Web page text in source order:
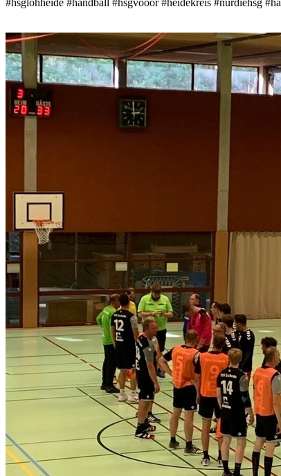
#hsglohheide #handball #hsgvooor #heidekreis #nurdiehsg